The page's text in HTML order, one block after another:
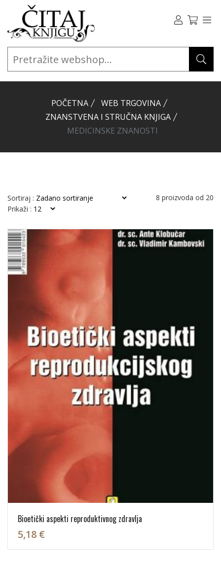
POČETNA
WEB TRGOVINA
ZNANSTVENA I STRUČNA KNJIGA
MEDICINSKE ZNANOSTI
Sortiraj : 8 proizvoda od 20
Prikaži :
Bioetički aspekti reproduktivnog zdravlja
5,18 €